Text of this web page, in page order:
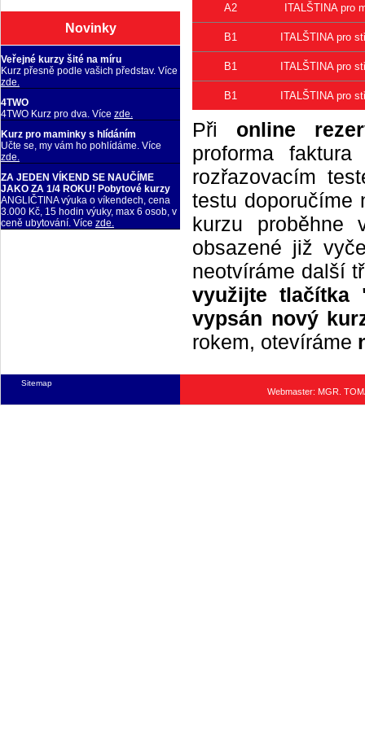
Novinky
Veřejné kurzy šité na míru
Kurz přesně podle vašich představ. Více
zde.
4TWO
4TWO Kurz pro dva. Více zde.
Kurz pro maminky s hlídáním
Učte se, my vám ho pohlídáme. Více
zde.
ZA JEDEN VÍKEND SE NAUČÍME
JAKO ZA 1/4 ROKU! Pobytové kurzy
ANGLIČTINA výuka o víkendech, cena
3.000 Kč, 15 hodin výuky, max 6 osob, v
ceně ubytování. Více zde.
A2 ITALŠTINA pro
B1 ITALŠTINA pro
B1 ITALŠTINA pro
B1 ITALŠTINA pro
Při online
proforma
rozřazovacím
testu doporučíme
kurzu proběhne
obsazené již
neotvíráme další
využijte tlačítka
vypsán nový
rokem, otevíráme
Webmaster: MGR.
Sitemap